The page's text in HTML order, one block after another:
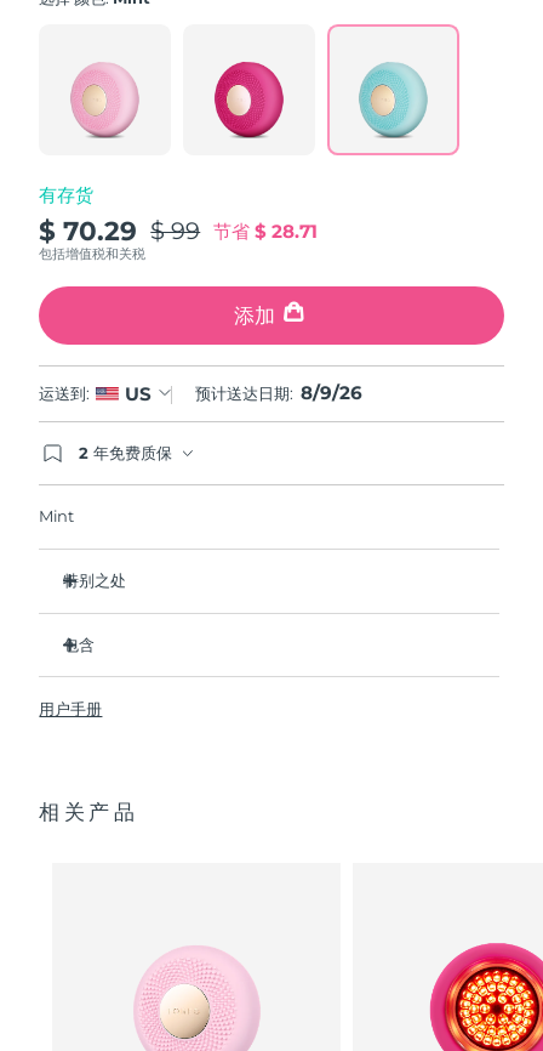
Reviews.
Same
page
有存货
$ 70.29 $ 99 节省$ 28.71
包括增值税和关税
添加
运送到: US 预计送达日期: 8/9/26
2 年免费质保
Mint
特别之处
热能科技帮助面膜中的成分深入肌肤。
全光谱LED彩光有助于肌肤焕发活力。
包含
USB 充电线
2年质保 (西班牙、葡萄牙、瑞典：3年质保)
用户手册
相关产品
预计送达日期8/8/26
斯洛文尼亚 预计送达日期
预计送达日期
韩国
西班牙
瑞典 8/8/26
瑞士 预计送达日期8/8/26
台湾 预计送达日期8/13/26
泰国 预计送达日期8/12/26
阿拉伯联合酋长国
英国
美国
越南